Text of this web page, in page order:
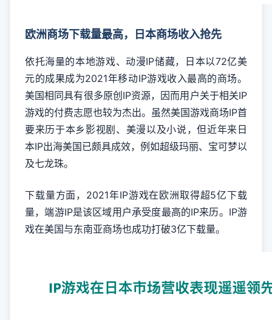
欧洲商场下载量最高，日本商场收入抢先
依托海量的本地游戏、动漫IP储藏，日本以72亿美
元的成果成为2021年移动IP游戏收入最高的商场。
美国相同具有很多原创IP资源，因而用户关于相关IP
游戏的付费志愿也较为杰出。虽然美国游戏商场IP首
要来历于本乡影视剧、美漫以及小说，但近年来日
本IP出海美国已颇具成效，例如超级玛丽、宝可梦以
及七龙珠。
下载量方面，2021年IP游戏在欧洲取得超5亿下载
量，端游IP是该区域用户承受度最高的IP来历。IP游
戏在美国与东南亚商场也成功打破3亿下载量。